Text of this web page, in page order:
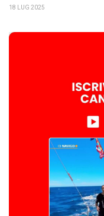
18 LUG 2025